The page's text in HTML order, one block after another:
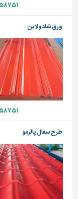
۵۸۷۵۱ (۰۲۱)
ورق شادولاین
۵۸۷۵۱ (۰۲۱)
طرح سفال پالرمو